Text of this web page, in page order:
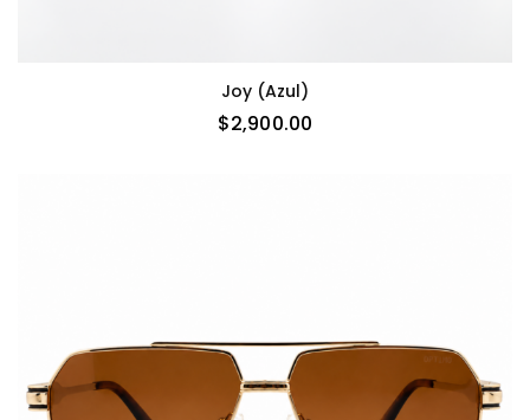
Joy (azul)
$2,900.00